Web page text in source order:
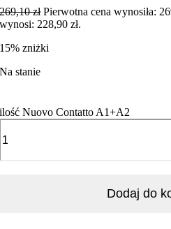
269,10zł Pierwotna cena wynosiła:
wynosi: 228,90 zł.
15% zniżki
Na stanie
ilość Nuovo Contatto A1+A2
Dodaj do